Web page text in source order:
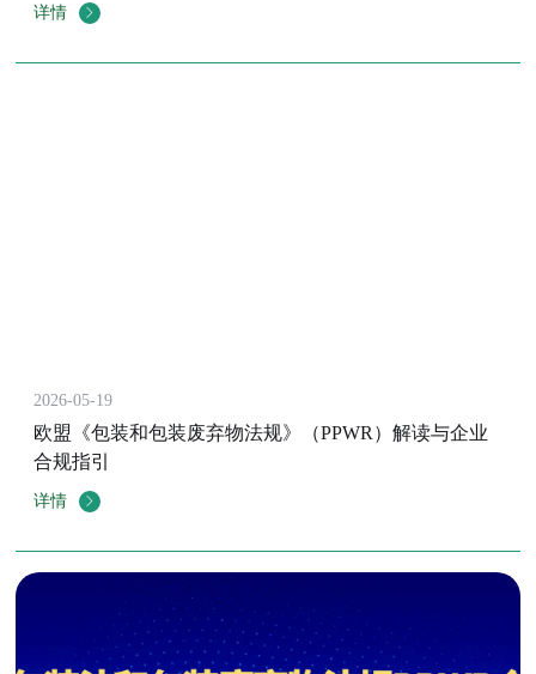
详情
2026-05-19
欧盟《包装和包装废弃物法规》（PPWR）解读与企业
合规指引
详情